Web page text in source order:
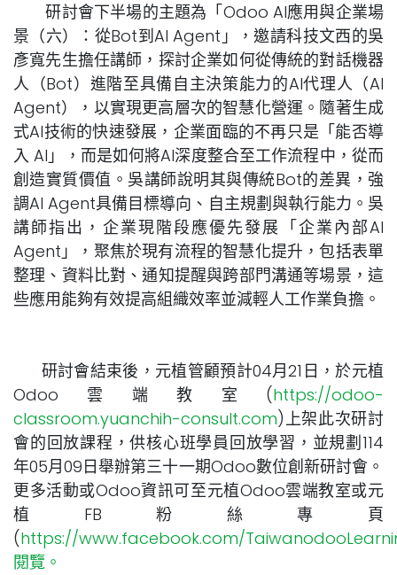
研討會下半場的主題為「Odoo AI應用與企業場
景（六）：從Bot到AI Agent」，邀請科技文西的吳
彥寬先生擔任講師，探討企業如何從傳統的對話機器
人（Bot）進階至具備自主決策能力的AI代理人（AI
Agent），以實現更高層次的智慧化營運。隨著生成
式AI技術的快速發展，企業面臨的不再只是「能否導
入 AI」，而是如何將AI深度整合至工作流程中，從而
創造實質價值。吳講師說明其與傳統Bot的差異，強
調AI Agent具備目標導向、自主規劃與執行能力。吳
講師指出，企業現階段應優先發展「企業內部AI
Agent」，聚焦於現有流程的智慧化提升，包括表單
整理、資料比對、通知提醒與跨部門溝通等場景，這
些應用能夠有效提高組織效率並減輕人工作業負擔。
研討會結束後，元植管顧預計04月21日，於元植
Odoo雲端教室(https://odoo-
classroom.yuanchih-consult.com)上架此次研討
會的回放課程，供核心班學員回放學習，並規劃114
年05月09日舉辦第三十一期Odoo數位創新研討會。
更多活動或Odoo資訊可至元植Odoo雲端教室或元
植FB粉絲專頁
(https://www.facebook.com/
閱覽。